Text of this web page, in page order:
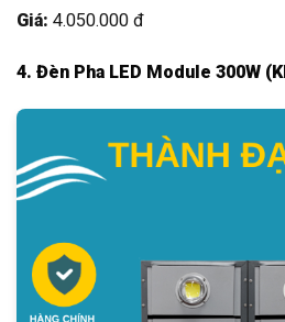
Giá: 4.050.000 đ
4. Đèn Pha LED Module 300W